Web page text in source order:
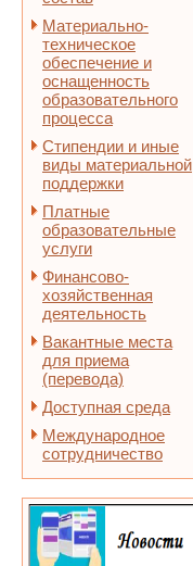
Материально-
техническое
обеспечение и
оснащенность
образовательного
процесса
Стипендии и иные
виды материальной
поддержки
Платные
образовательные
услуги
Финансово-
хозяйственная
деятельность
Вакантные места
для приема
(перевода)
Доступная среда
Международное
сотрудничество